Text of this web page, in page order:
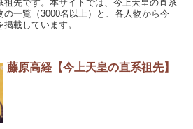
祖先です。本サイトでは、今上天皇の直系
一覧（3000名以上）と、各人物から今
載しています。
藤原高経【今上天皇の直系祖先】